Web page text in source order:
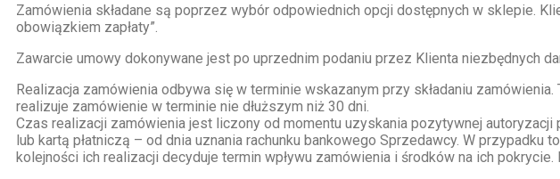
Zamówienia składane są poprzez wybór odpowiednich opcji dostępnych w sklepie.
obowiązkiem zapłaty”.
Zawarcie umowy dokonywane jest po uprzednim podaniu przez Klienta niezbędnych
Realizacja zamówienia odbywa się w terminie wskazanym przy składaniu
realizuje zamówienie w terminie nie dłuższym niż 30 dni.
Czas realizacji zamówienia jest liczony od momentu uzyskania pozytywnej
lub kartą płatniczą – od dnia uznania rachunku bankowego Sprzedawcy. W przypadku
kolejności ich realizacji decyduje termin wpływu zamówienia i środków na ich